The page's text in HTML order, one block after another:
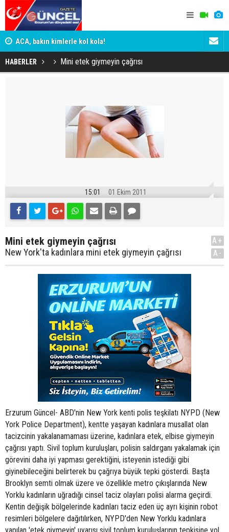
ACA, bakın kimlerle kol kola!
HABERLER Mini etek giymeyin çağrısı
15:01 01 Ekim 2011
Mini etek giymeyin çağrısı
New York'ta kadınlara mini etek giymeyin çağrısı
A+
A-
Erzurum Güncel- ABD'nin New York kenti polis teşkilatı NYPD (New
York Police Department), kentte yaşayan kadınlara musallat olan
tacizcinin yakalanamaması üzerine, kadınlara etek, elbise giymeyin
çağrısı yaptı. Sivil toplum kuruluşları, polisin saldırganı yakalamak için
görevini daha iyi yapması gerektiğini, isteyenin istediği gibi
giyinebileceğini belirterek bu çağrıya büyük tepki gösterdi. Başta
Brooklyn semti olmak üzere ve özellikle metro çıkışlarında New
Yorklu kadınların uğradığı cinsel taciz olayları polisi alarma geçirdi.
Kentin değişik bölgelerinde kadınları taciz eden üç ayrı kişinin robot
resimleri bölgelere dağıtılırken, NYPD'den New Yorklu kadınlara